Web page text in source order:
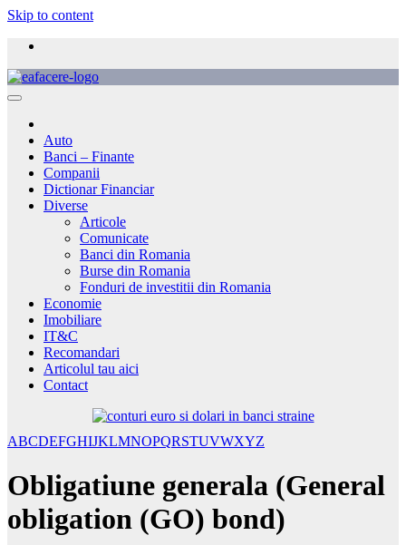
Skip to content
Auto
Banci – Finante
Companii
Dictionar Financiar
Diverse
Articole
Comunicate
Banci din Romania
Burse din Romania
Fonduri de investitii din Romania
Economie
Imobiliare
IT&C
Recomandari
Articolul tau aici
Contact
ABCDEFGHIJKLMNOPQRSTUVWXYZ
Obligatiune generala (General
obligation (GO) bond)